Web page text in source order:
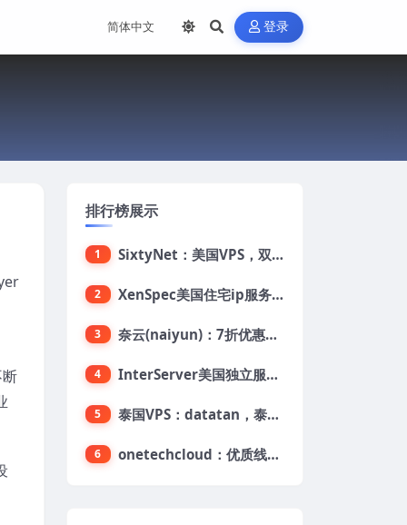
登录
排行榜展示
1 SixtyNet：美国VPS，双ISP类住宅IP(AT&T)，CN2 GIA网络，超高DDoS防御，$14/月，2G内存/2核/40gSSD/5T流量/10Gbps带宽
2 XenSpec美国住宅ip服务器：美国家用ip/无限流量/10Gbps独享带宽/449美元/月起，支持支付宝
3 奈云(naiyun)：7折优惠，低至34元/月，洛杉矶/香港机房，三网CN2 GIA/CUII/高防保护，解锁Chatgpt/Tiktok
4 InterServer美国独立服务器：AMD RYZEN 3600X处理器，75美元/月，送40美元
5 泰国VPS：datatan，泰国不限流量VPS，$33/月，4G内存/3核/60gSSD
6 onetechcloud：优质线路，精品VPS低至28元，美国三网原生CN2 GIA（高防可选）、香港CN2、韩国CN2